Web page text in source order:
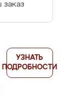
УЗНАТЬ
ПОДРОБНОСТИ